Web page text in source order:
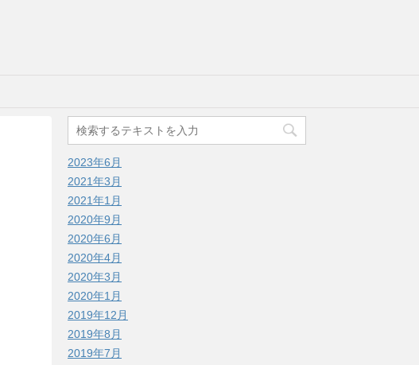
2023年6月
2021年3月
2021年1月
2020年9月
2020年6月
2020年4月
2020年3月
2020年1月
2019年12月
2019年8月
2019年7月